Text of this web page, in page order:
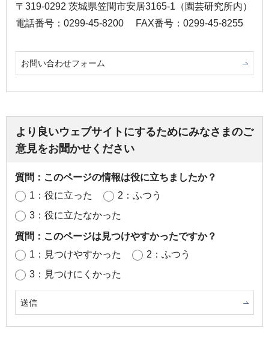
〒319-0292 茨城県笠間市安居3165-1（園芸研究所内）
電話番号：0299-45-8200
FAX番号：0299-45-8255
お問い合わせフォーム
より良いウェブサイトにするためにみなさまのご
意見をお聞かせください
質問：このページの情報は役に立ちましたか？
1：役に立った
2：ふつう
3：役に立たなかった
質問：このページは見つけやすかったですか？
1：見つけやすかった
2：ふつう
3：見つけにくかった